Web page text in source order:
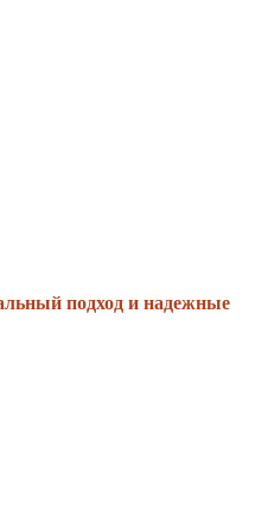
подход и надежные